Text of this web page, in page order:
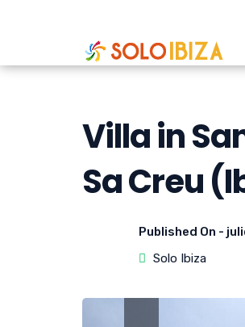
Villa in
Sa Creu
Published On -
Solo Ibiza